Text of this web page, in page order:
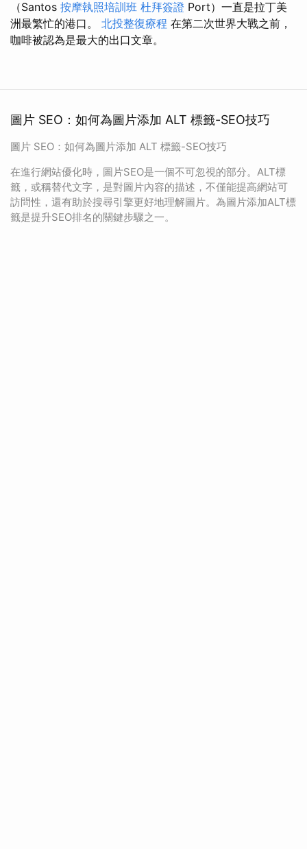
（Santos 按摩執照培訓班 杜拜簽證 Port）一直是拉丁美
洲最繁忙的港口。 北投整復療程 在第二次世界大戰之前，
咖啡被認為是最大的出口文章。
圖片 SEO：如何為圖片添加 ALT 標籤-SEO技巧
圖片 SEO：如何為圖片添加 ALT 標籤-SEO技巧
在進行網站優化時，圖片SEO是一個不可忽視的部分。ALT標
籤，或稱替代文字，是對圖片內容的描述，不僅能提高網站可
訪問性，還有助於搜尋引擎更好地理解圖片。為圖片添加ALT標
籤是提升SEO排名的關鍵步驟之一。